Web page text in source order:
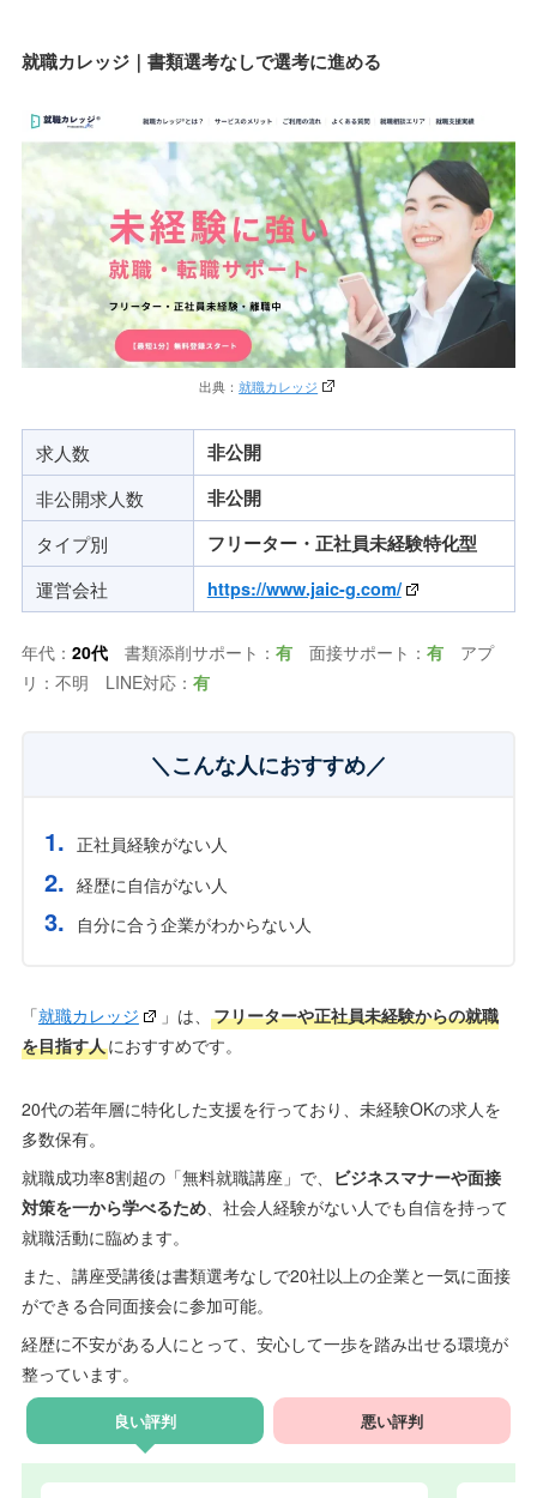
就職カレッジ｜書類選考なしで選考に進める
出典：就職カレッジ
求人数 非公開
非公開求人数 非公開
タイプ別 フリーター・正社員未経験特化型
運営会社 https://www.jaic-g.com/
年代： 20代書類添削サポート： 有面接サポート： 有アプ
リ：不明 LINE対応： 有
＼こんな人におすすめ／
正社員経験がない人
経歴に自信がない人
自分に合う企業がわからない人
「就職カレッジ 」は、フリーターや正社員未経験からの就職
を目指す人におすすめです。
20代の若年層に特化した支援を行っており、未経験OKの求人を
多数保有。
就職成功率8割超の「無料就職講座」で、
ビジネスマナーや面接
対策を一から学べるため、社会人経験がない人でも自信を持って
就職活動に臨めます。
また、講座受講後は書類選考なしで20社以上の企業と一気に面接
ができる合同面接会に参加可能。
経歴に不安がある人にとって、安心して一歩を踏み出せる環境が
整っています。
良い評判 悪い評判